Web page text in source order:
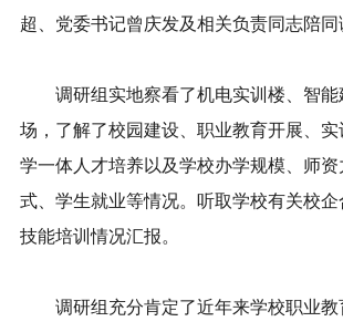
超、党委书记曾庆发及相关负责同志陪同
调研组实地察看了机电实训楼、智
场，了解了校园建设、职业教育开展、实
学一体人才培养以及学校办学规模、师
式、学生就业等情况。听取学校有关校
技能培训情况汇报。
调研组充分肯定了近年来学校职业